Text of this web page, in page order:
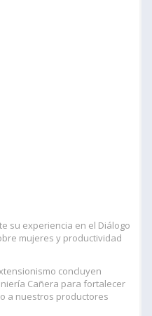
su experiencia en el Diálogo
mujeres y productividad
concluyen
Cañera para fortalecer
a nuestros productores